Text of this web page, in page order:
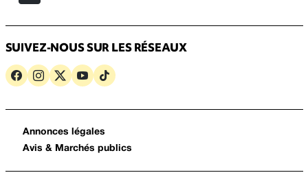
SUIVEZ-NOUS SUR LES RÉSEAUX
Annonces légales
Avis & Marchés publics